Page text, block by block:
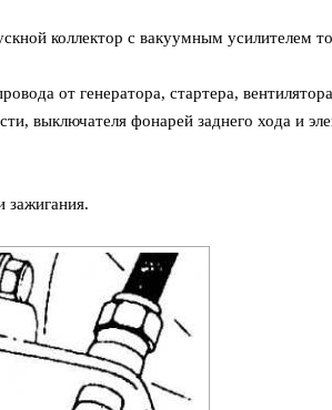
коллектор с вакуумным усилителем
от генератора, стартера,
выключателя фонарей заднего хода и
зажигания.